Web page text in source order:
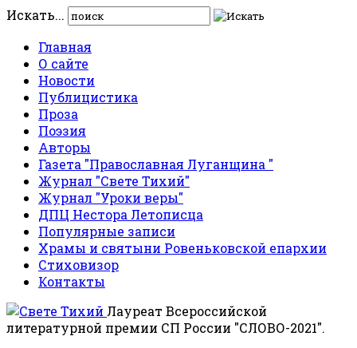
Искать...
Главная
О сайте
Новости
Публицистика
Проза
Поэзия
Авторы
Газета "Православная Луганщина "
Журнал "Свете Тихий"
Журнал "Уроки веры"
ДПЦ Нестора Летописца
Популярные записи
Храмы и святыни Ровеньковской епархии
Стиховизор
Контакты
Лауреат Всероссийской
литературной премии СП России "СЛОВО-2021".